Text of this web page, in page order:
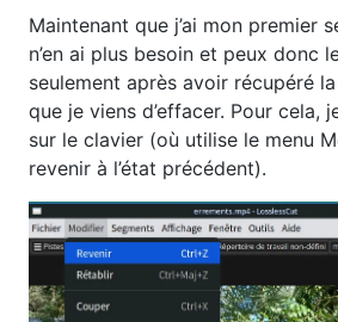
Maintenant que j’ai mon premier
n’en ai plus besoin et peux donc
seulement après avoir récupéré
que je viens d’effacer. Pour cela,
sur le clavier (où utilise le menu
revenir à l’état précédent).